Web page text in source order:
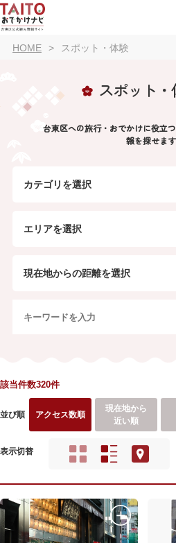
HOME スポット・体験
スポット
台東区への旅行・おでかけに役立
報を探せます
カテゴリを選択
エリアを選択
現在地からの距離を選択
該当件数320件
並び順 アクセス数順
現在地から
近い順
表示切替